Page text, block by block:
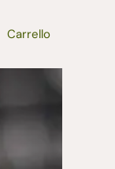
Carrello